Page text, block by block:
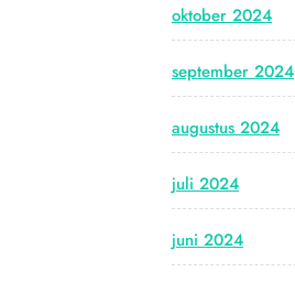
oktober 2024
september 2024
augustus 2024
juli 2024
juni 2024